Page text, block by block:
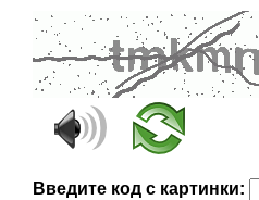
Введите код с картинки: